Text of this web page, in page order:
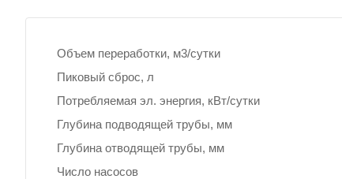
Объем переработки, м3/сутки
Пиковый сброс, л
Потребляемая эл. энергия, кВт/сутки
Глубина подводящей трубы, мм
Глубина отводящей трубы, мм
Число насосов